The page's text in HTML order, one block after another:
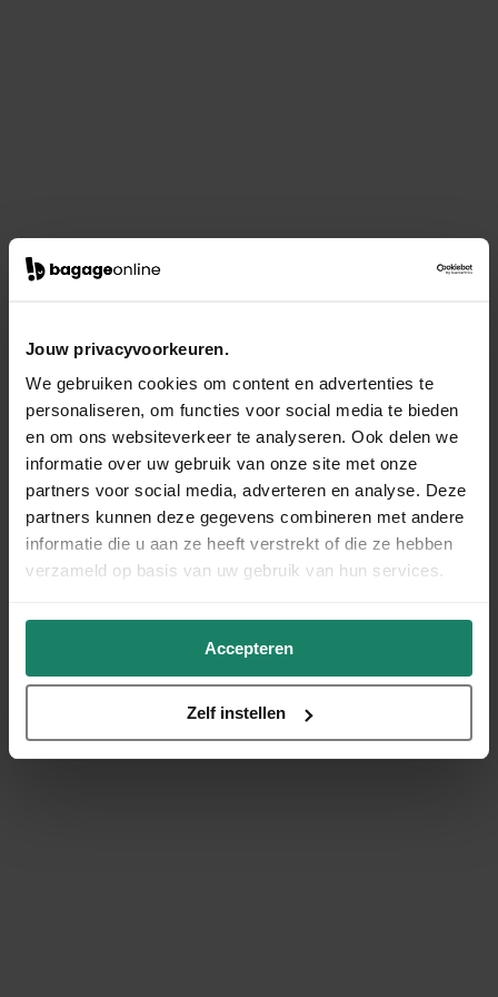
Jouw privacyvoorkeuren.
We gebruiken cookies om content en advertenties te
personaliseren, om functies voor social media te bieden
en om ons websiteverkeer te analyseren. Ook delen we
informatie over uw gebruik van onze site met onze
partners voor social media, adverteren en analyse. Deze
partners kunnen deze gegevens combineren met andere
informatie die u aan ze heeft verstrekt of die ze hebben
verzameld op basis van uw gebruik van hun services.
Accepteren
Zelf instellen